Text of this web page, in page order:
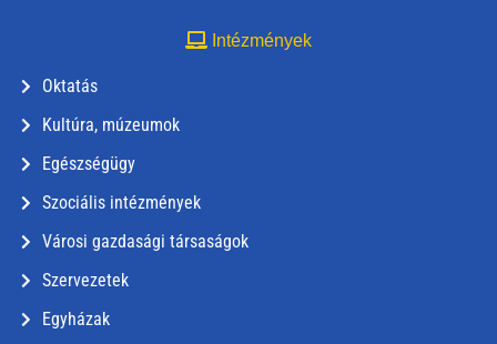
Intézmények
Oktatás
Kultúra, múzeumok
Egészségügy
Szociális intézmények
Városi gazdasági társaságok
Szervezetek
Egyházak